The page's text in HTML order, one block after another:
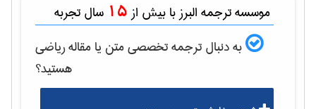
موسسه ترجمه البرز با بیش از 15 سال تجربه
به دنبال ترجمه تخصصی متن یا مقالهرياضی
هستید؟